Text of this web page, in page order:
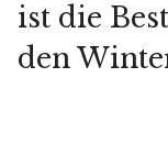
ist die
den